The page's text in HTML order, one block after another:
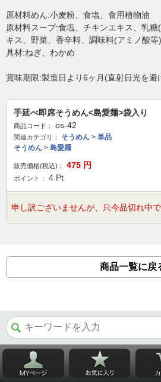
原材料めん:小麦粉、食塩、食用植物油
原材料スープ:食塩、チキンエキス、乳
キス、野菜、香辛料、調味料(アミノ酸等)
具材:ねぎ、わかめ
賞味期限:製造日より6ヶ月(直射日光を避
手延べ即席そうめん<島愛麺>袋入り
商品コード： os-42
関連カテゴリ： そうめん > 単品
そうめん > 島愛麺
販売価格(税込)： 475 円
ポイント： 4 Pt
申し訳ございませんが、只今品切れ中で
商品一覧に戻